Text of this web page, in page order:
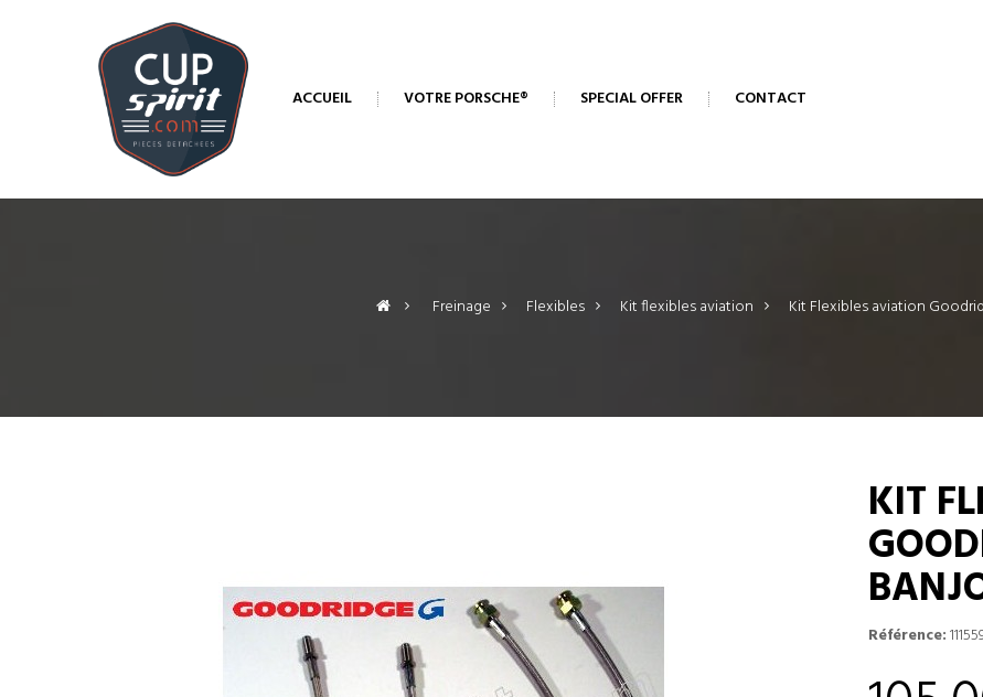
ACCUEIL VOTRE PORSCHE® SPECIAL OFFER CONTACT
> Freinage > Flexibles > Kit flexibles aviation > Kit Flexibles aviation
KIT
Référence: